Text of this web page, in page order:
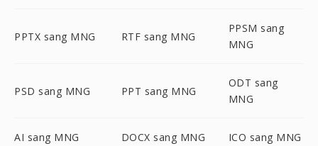
PPTX sang MNG RTF sang MNG
PPSM sang
MNG
PSD sang MNG PPT sang MNG
ODT sang
MNG
AI sang MNG DOCX sang MNG ICO sang MNG